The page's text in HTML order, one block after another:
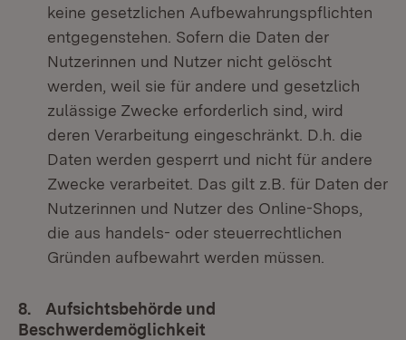
keine gesetzlichen Aufbewahrungspflichten
entgegenstehen. Sofern die Daten der
Nutzerinnen und Nutzer nicht gelöscht
werden, weil sie für andere und gesetzlich
zulässige Zwecke erforderlich sind, wird
deren Verarbeitung eingeschränkt. D.h. die
Daten werden gesperrt und nicht für andere
Zwecke verarbeitet. Das gilt z.B. für Daten der
Nutzerinnen und Nutzer des Online-Shops,
die aus handels- oder steuerrechtlichen
Gründen aufbewahrt werden müssen.
8. Aufsichtsbehörde und
Beschwerdemöglichkeit